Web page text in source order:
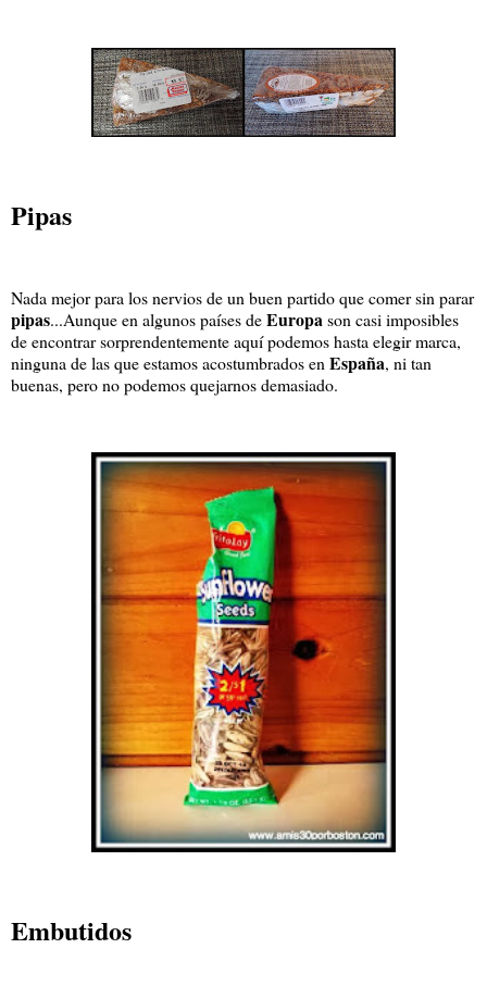
Pipas
Nada mejor para los nervios de un buen partido que comer sin parar
pipas...Aunque en algunos países deEuropason casi imposibles
de encontrar sorprendentemente aquí podemos hasta elegir marca,
ninguna de las que estamos acostumbrados enEspaña, ni tan
buenas, pero no podemos quejarnos demasiado.
Embutidos